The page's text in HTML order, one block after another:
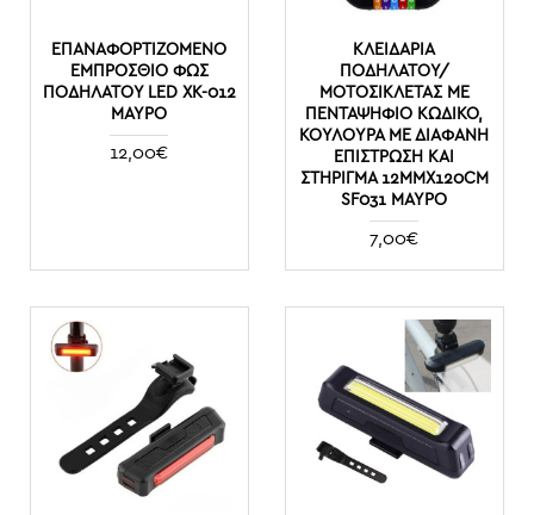
ΕΠΑΝΑΦΟΡΤΙΖΌΜΕΝΟ
ΕΜΠΡΌΣΘΙΟ ΦΩΣ
ΠΟΔΗΛΆΤΟΥ LED XK-012
ΜΑΎΡΟ
12,00€
ΚΛΕΙΔΑΡΙΆ
ΠΟΔΗΛΆΤΟΥ/
ΜΟΤΟΣΙΚΛΈΤΑΣ ΜΕ
ΠΕΝΤΑΨΉΦΙΟ ΚΩΔΙΚΌ,
ΚΟΥΛΟΎΡΑ ΜΕ ΔΙΆΦΑΝΗ
ΕΠΊΣΤΡΩΣΗ ΚΑΙ
ΣΤΉΡΙΓΜΑ 12MMX120CM
SF031 ΜΑΎΡΟ
7,00€